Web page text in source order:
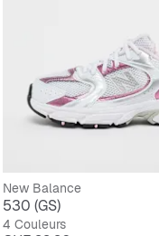
New Balance
530 (GS)
4 Couleurs